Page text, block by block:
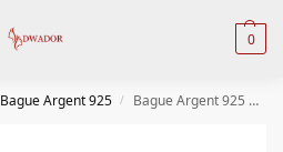
0
Bague Argent 925 / Bague Argent 925 Rhodié